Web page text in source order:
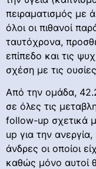
πειραματισμός με
όλοι οι πιθανοί
ταυτόχρονα,
επίπεδο και τις
σχέση με τις
Από την ομάδα,
σε όλες τις
follow-up σχετικά
up για την
άνδρες οι οποίοι
καθώς μόνο αυτοί